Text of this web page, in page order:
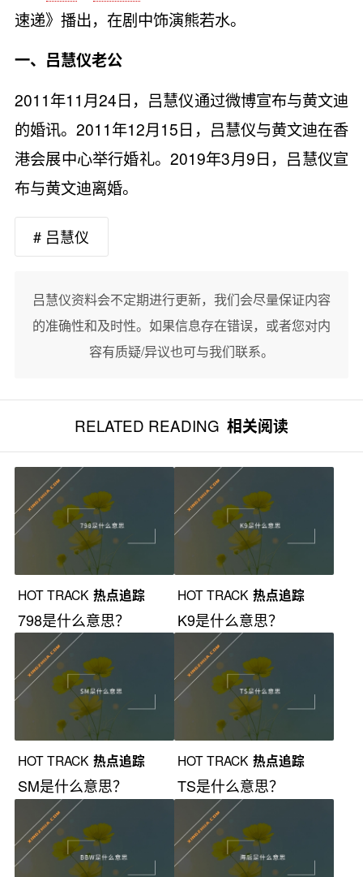
速递》播出，在剧中饰演熊若水。
一、吕慧仪老公
2011年11月24日，吕慧仪通过微博宣布与黄文迪
的婚讯。2011年12月15日，吕慧仪与黄文迪在香
港会展中心举行婚礼。2019年3月9日，吕慧仪宣
布与黄文迪离婚。
# 吕慧仪
吕慧仪资料会不定期进行更新，我们会尽量保证内容
的准确性和及时性。如果信息存在错误，或者您对内
容有质疑/异议也可与我们联系。
RELATED READING 相关阅读
HOT TRACK 热点追踪
798是什么意思？
HOT TRACK 热点追踪
K9是什么意思？
HOT TRACK 热点追踪
SM是什么意思？
HOT TRACK 热点追踪
TS是什么意思？